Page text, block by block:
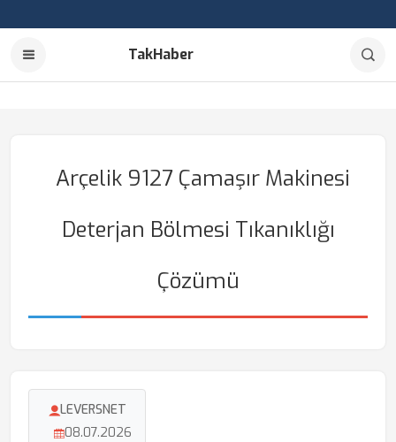
TakHaber
Arçelik 9127 Çamaşır Makinesi
Deterjan Bölmesi Tıkanıklığı
Çözümü
LEVERSNET
08.07.2026